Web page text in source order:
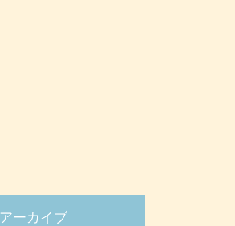
アーカイブ